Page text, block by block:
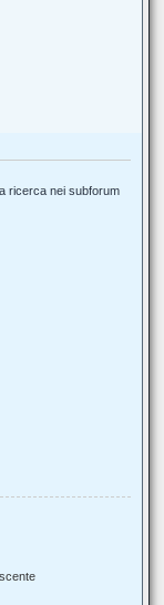
ricerca nei subforum